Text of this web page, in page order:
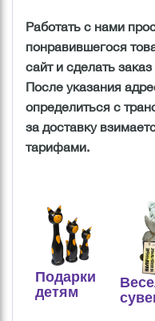
Работать с нами
понравившегося
сайт и сделать
После указания
определиться с
за доставку
тарифами.
Подарки
детям